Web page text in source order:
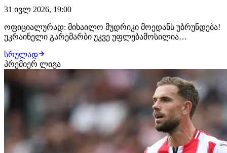
31 ივლ 2026, 19:00
ოფიციალურად: მიხაილო მუდრიკი მოედანს უბრუნდება!
უკრაინელი გარემარბი უკვე უფლებამოსილია
რომ ჩელსის ჰონგ-კონგში მიმდინარე პრე-სეზონურ
შეკრებაზე შეუერთდება. შეგახსენებთ, რომ მუდრიკს
ორგანიზმში მელდონიუმის მცირე კონცენტრაცია
აღმოაჩნდა, რის…
სრულად
პრემიერ ლიგა